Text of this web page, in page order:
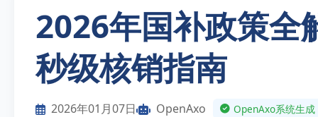
2026年国补政策全
秒级核销指南
2026年01月07日 OpenAxo OpenAxo系统生